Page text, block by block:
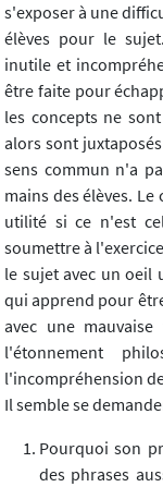
s'exposer à une
élèves pour le
inutile et
être faite pour
les concepts ne
alors sont
sens commun n'a
mains des élèves.
utilité si ce n'est
soumettre à
le sujet avec un
qui apprend pour
avec une
l'étonnement
l'incompréhension
Il semble se
Pourquoi son
des phrases